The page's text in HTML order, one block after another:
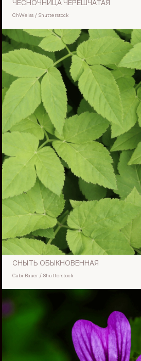
ЧЕСНОЧНИЦА ЧЕРЕШЧАТАЯ
ChWeiss / Shutterstock
СНЫТЬ ОБЫКНОВЕННАЯ
Gabi Bauer / Shutterstock